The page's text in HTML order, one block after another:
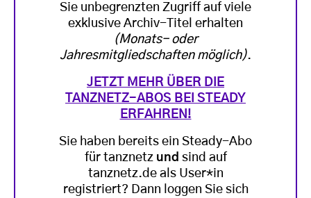
Sie unbegrenzten Zugriff auf viele
exklusive Archiv-Titel erhalten
(Monats- oder
Jahresmitgliedschaften möglich).
JETZT MEHR ÜBER DIE
TANZNETZ-ABOS BEI STEADY
ERFAHREN!
Sie haben bereits ein Steady-Abo
für tanznetz und sind auf
tanznetz.de als User*in
registriert? Dann loggen Sie sich